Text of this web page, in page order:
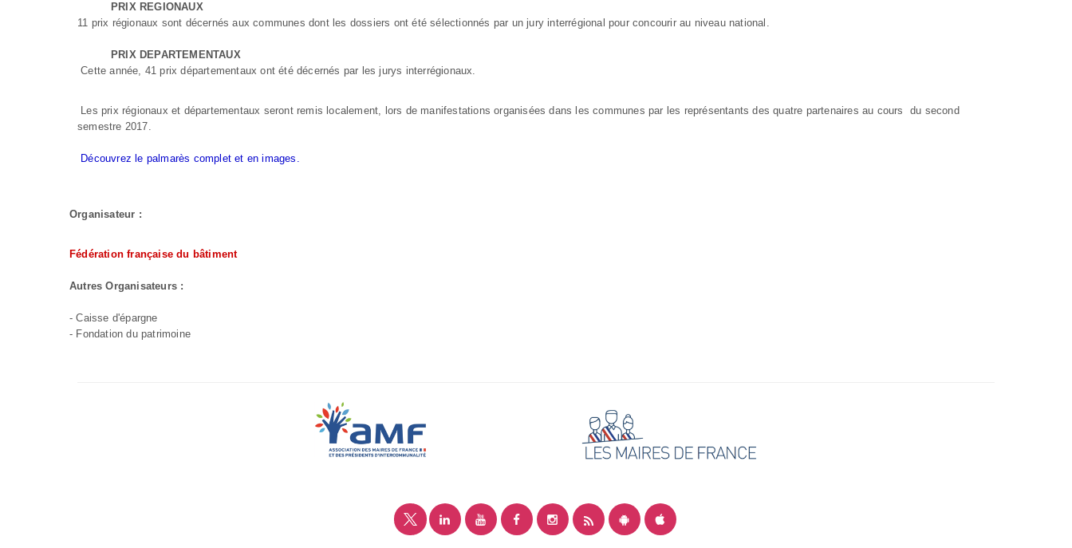
PRIX REGIONAUX
11 prix régionaux sont décernés aux communes dont les dossiers ont été sélectionnés par un jury interrégional pour concourir au niveau national.
PRIX DEPARTEMENTAUX
Cette année, 41 prix départementaux ont été décernés par les jurys interrégionaux.
Les prix régionaux et départementaux seront remis localement, lors de manifestations organisées dans les communes par les représentants des quatre partenaires au cours du second
semestre 2017.
Découvrez le palmarès complet et en images.
Organisateur :
Fédération française du bâtiment
Autres Organisateurs :
- Caisse d'épargne
- Fondation du patrimoine